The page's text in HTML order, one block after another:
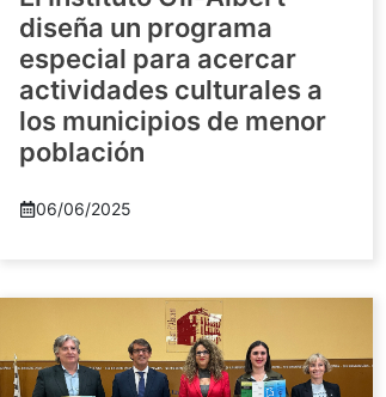
diseña un programa
especial para acercar
actividades culturales a
los municipios de menor
población
06/06/2025